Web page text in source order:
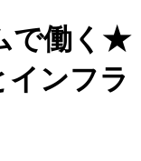
で働く★
ンフラ